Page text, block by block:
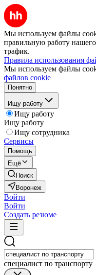
Мы используем файлы
правильную работу нашего
трафик.
Правила использования
Мы используем файлы
файлов cookie
Понятно
Ищу работу
Ищу работу
Ищу работу
Ищу сотрудника
Сервисы
Помощь
Ещё
Поиск
Воронеж
Войти
Войти
Создать резюме
специалист по транспорту